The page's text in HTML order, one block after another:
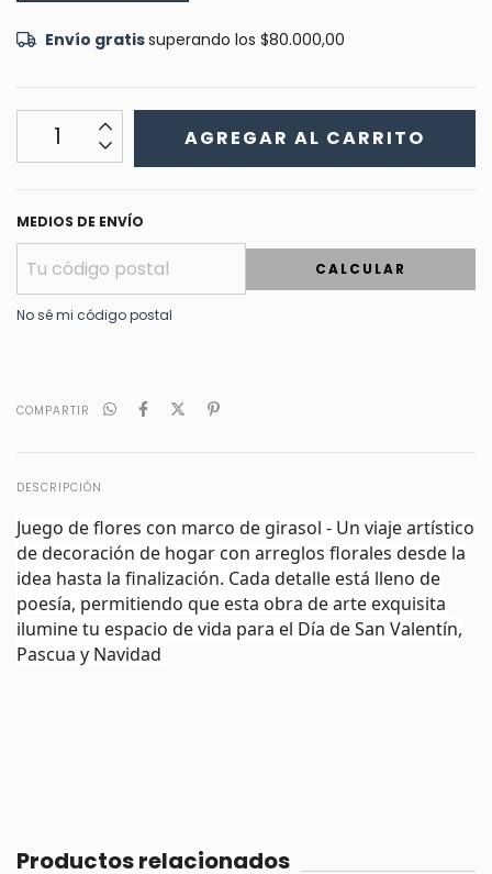
Envío gratissuperando los $80.000,00
MEDIOS DE ENVÍO
CALCULAR
No sé mi código postal
COMPARTIR
DESCRIPCIÓN
Juego de flores con marco de girasol - Un viaje artístico
de decoración de hogar con arreglos florales desde la
idea hasta la finalización. Cada detalle está lleno de
poesía, permitiendo que esta obra de arte exquisita
ilumine tu espacio de vida para el Día de San Valentín,
Pascua y Navidad
Productos relacionados